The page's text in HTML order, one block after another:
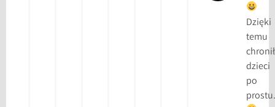
Dzięki
temu
dzieci
po